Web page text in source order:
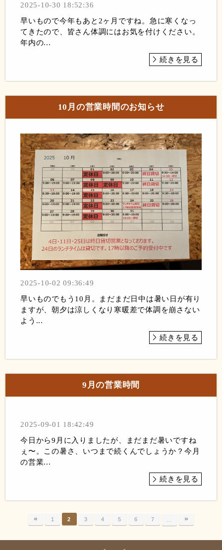
2025-10-30 18:52:36
早いもので今年もあと2ヶ月ですね。急に寒くなっ
てきたので、皆さん体調にはお気を付けください。
年内の...
続きを見る
10月の営業時間のお知らせ
2025-10-02 09:36:49
早いものでもう10月。まだまだ日中は暑い日が有り
ますが、朝夕は涼しくなり寒暖差で体調を崩さない
よう...
続きを見る
9月の営業時間
2025-09-01 18:42:49
今日から9月に入りましたが、まだまだ暑いですね
ぇ〜。この暑さ、いつまで続くんでしょうか？今月
の営業...
続きを見る
« 1 2 3 4 5 6 7 »